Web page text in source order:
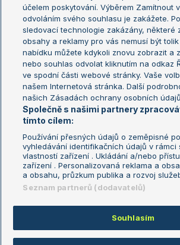
Turnaj mistrů
Turnaj mistryň
Aktualní trendy
Fotbalové přestupy
Livesport Daily
LS Prague Open
Podmínky užití
Nastavení
GDPR a žurnalistika
Reklama
Kontakt
Informace o
údajů
Copyright © 2008-2026 TenisPortal.cz. Využíváme
účelem poskytování. Výběrem Zamítnout
odvoláním svého souhlasu je zakážete.
sledovací technologie zakázány, některé
obsahy a reklamy pro vás nemusí být
nabídku můžete kdykoli znovu zobrazit a
nebo souhlas odvolat kliknutím na odkaz
ve spodní části webové stránky. Vaše
našem Internetová stránka. Další
našich Zásadách ochrany osobních
Společně s našimi partnery
tímto cílem:
Používání přesných údajů o zeměpisné
vyhledávání identifikačních údajů v rámci
vlastností zařízení . Ukládání a/nebo
zařízení . Personalizovaná reklama a
a obsahu, průzkum publika a rozvoj
Seznam partnerů (dodavatelů)
Souhlasím